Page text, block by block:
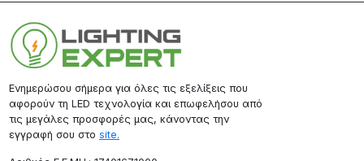
Ενημερώσου σήμερα για όλες τις εξελίξεις που
αφορούν τη LED τεχνολογία και επωφελήσου από
τις μεγάλες προσφορές μας, κάνοντας την
εγγραφή σου στο site.